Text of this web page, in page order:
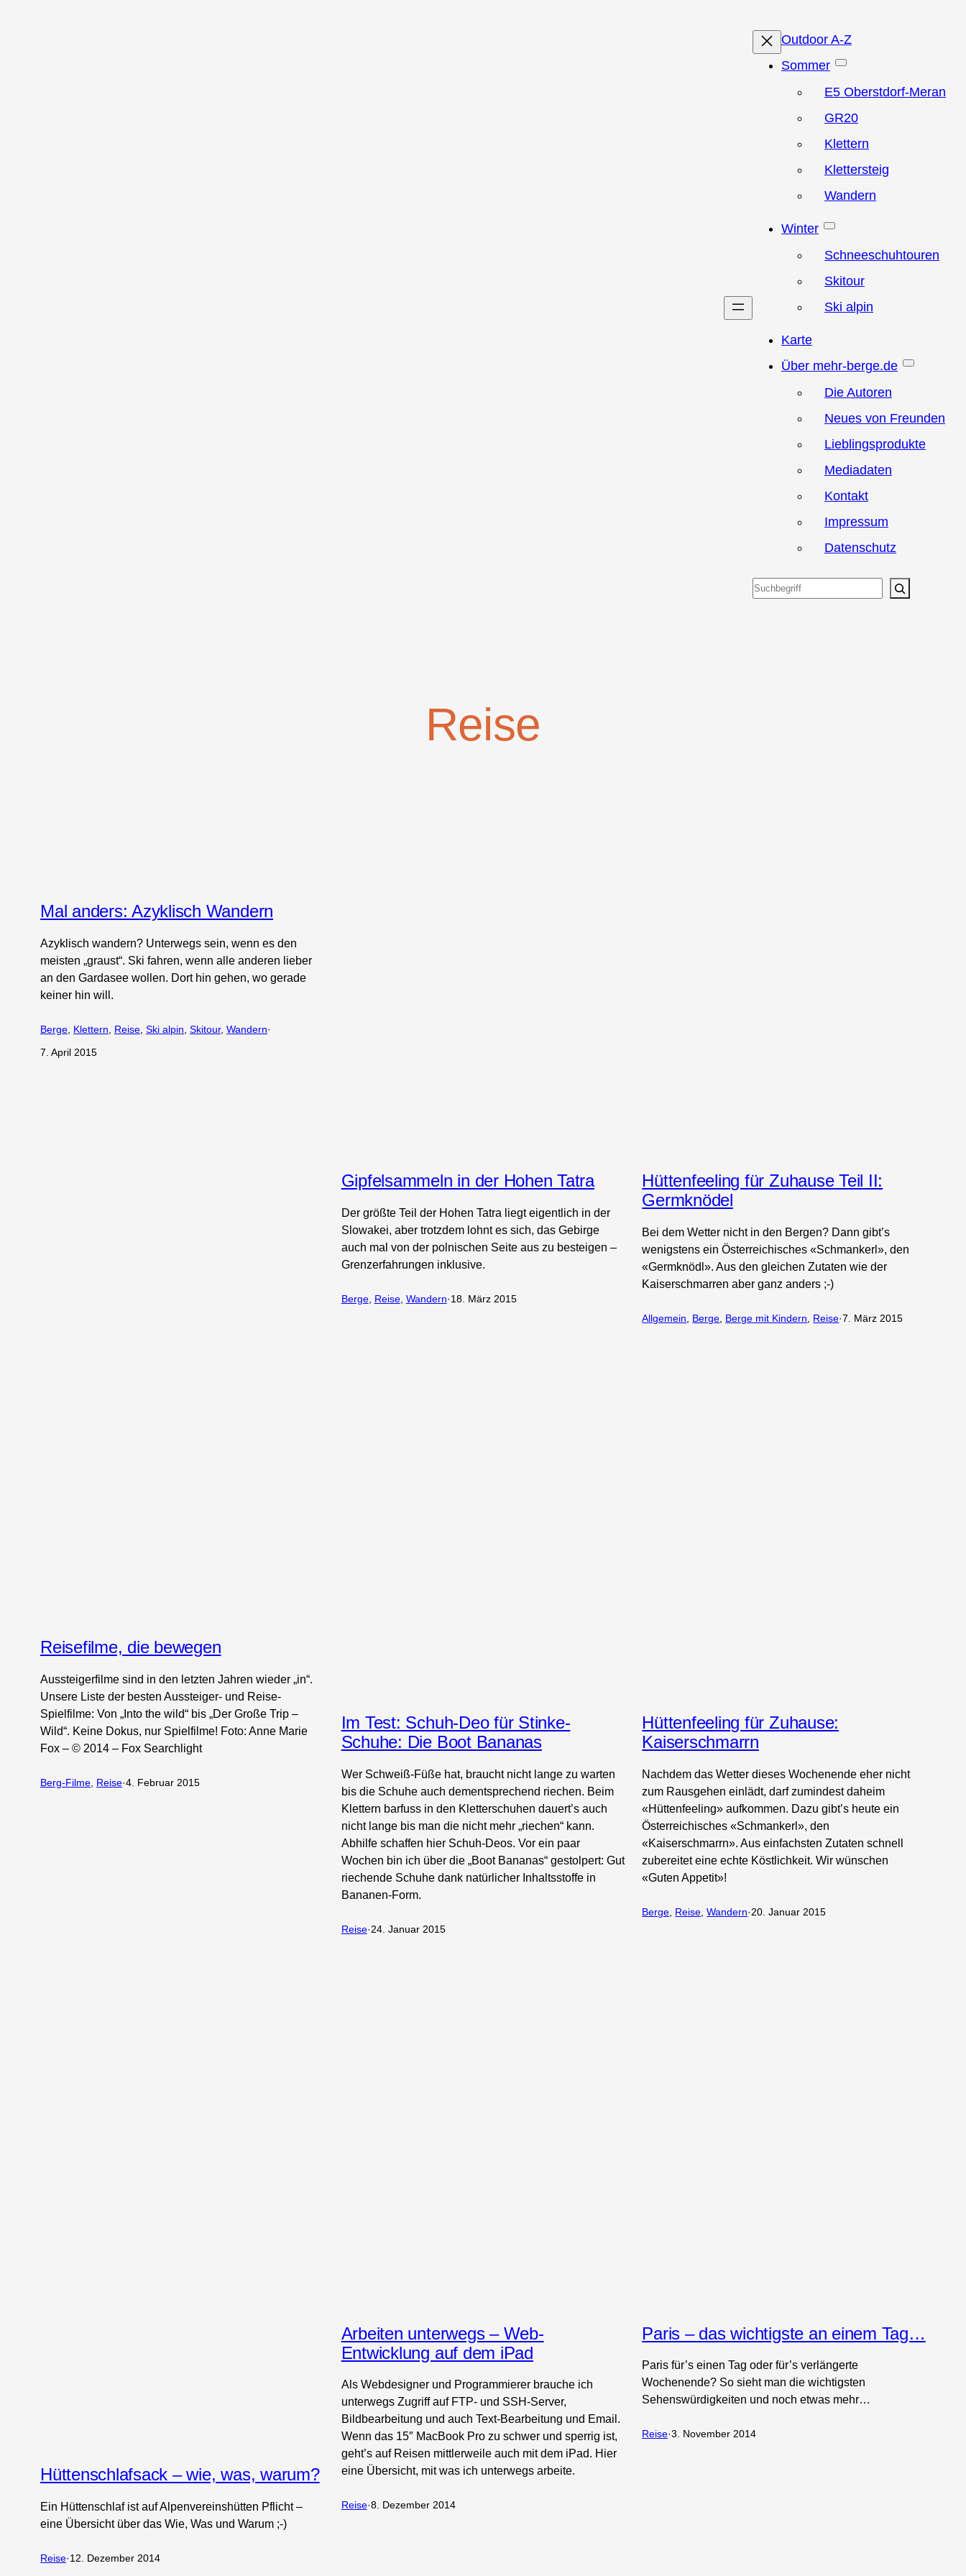
Outdoor A-Z
Sommer
E5 Oberstdorf-Meran
GR20
Klettern
Klettersteig
Wandern
Winter
Schneeschuhtouren
Skitour
Ski alpin
Karte
Über mehr-berge.de
Die Autoren
Neues von Freunden
Lieblingsprodukte
Mediadaten
Kontakt
Impressum
Datenschutz
Suchen
Reise
Mal anders: Azyklisch Wandern
Azyklisch wandern? Unterwegs sein, wenn es den
meisten „graust“. Ski fahren, wenn alle anderen lieber
an den Gardasee wollen. Dort hin gehen, wo gerade
keiner hin will.
Berge Klettern Reise Ski alpin Skitour, Wandern·
7. April 2015
Gipfelsammeln in der Hohen Tatra
Der größte Teil der Hohen Tatra liegt eigentlich in der
Slowakei, aber trotzdem lohnt es sich, das Gebirge
auch mal von der polnischen Seite aus zu besteigen –
Grenzerfahrungen inklusive.
Berge, Reise, Wandern·18. März 2015
Hüttenfeeling für Zuhause Teil II:
Germknödel
Bei dem Wetter nicht in den Bergen? Dann gibt’s
wenigstens ein Österreichisches «Schmankerl», den
«Germknödl». Aus den gleichen Zutaten wie der
Kaiserschmarren aber ganz anders ;-)
Allgemein, Berge, Berge mit Kindern, Reise·7. März 2015
Reisefilme, die bewegen
Aussteigerfilme sind in den letzten Jahren wieder „in“.
Unsere Liste der besten Aussteiger- und Reise-
Spielfilme: Von „Into the wild“ bis „Der Große Trip –
Wild“. Keine Dokus, nur Spielfilme! Foto: Anne Marie
Fox – © 2014 – Fox Searchlight
Berg-Filme Reise·4. Februar 2015
Im Test: Schuh-Deo für Stinke-
Schuhe: Die Boot Bananas
Wer Schweiß-Füße hat, braucht nicht lange zu warten
bis die Schuhe auch dementsprechend riechen. Beim
Klettern barfuss in den Kletterschuhen dauert’s auch
nicht lange bis man die nicht mehr „riechen“ kann.
Abhilfe schaffen hier Schuh-Deos. Vor ein paar
Wochen bin ich über die „Boot Bananas“ gestolpert: Gut
riechende Schuhe dank natürlicher Inhaltsstoffe in
Bananen-Form.
Reise·24. Januar 2015
Hüttenfeeling für Zuhause:
Kaiserschmarrn
Nachdem das Wetter dieses Wochenende eher nicht
zum Rausgehen einlädt, darf zumindest daheim
«Hüttenfeeling» aufkommen. Dazu gibt’s heute ein
Österreichisches «Schmankerl», den
«Kaiserschmarrn». Aus einfachsten Zutaten schnell
zubereitet eine echte Köstlichkeit. Wir wünschen
«Guten Appetit»!
Berge Reise , Wandern·20. Januar 2015
Hüttenschlafsack – wie, was, warum?
Ein Hüttenschlaf ist auf Alpenvereinshütten Pflicht –
eine Übersicht über das Wie, Was und Warum ;-)
Reise·12. Dezember 2014
Arbeiten unterwegs – Web-
Entwicklung auf dem iPad
Als Webdesigner und Programmierer brauche ich
unterwegs Zugriff auf FTP- und SSH-Server,
Bildbearbeitung und auch Text-Bearbeitung und Email.
Wenn das 15″ MacBook Pro zu schwer und sperrig ist,
geht’s auf Reisen mittlerweile auch mit dem iPad. Hier
eine Übersicht, mit was ich unterwegs arbeite.
Reise·8. Dezember 2014
Paris – das wichtigste an einem Tag…
Paris für’s einen Tag oder für’s verlängerte
Wochenende? So sieht man die wichtigsten
Sehenswürdigkeiten und noch etwas mehr…
Reise·3. November 2014